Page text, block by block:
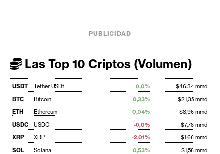
PUBLICIDAD
Las Top 10 Criptos (Volumen)
USDT Tether USDt 0,0%
$46,34 mmd
BTC
Bitcoin 0,33%
$21,35 mmd
ETH
Ethereum 0,04%
$8,96 mmd
USDC
USDC -0,0%
$7,78 mmd
XRP
XRP -2,01%
$1,66 mmd
SOL
Solana 0,53%
$1,58 mmd